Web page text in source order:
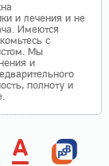
и лечения и не
Имеются
с
Мы
и
полноту и